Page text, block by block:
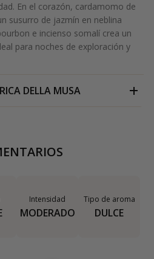
En el corazón, cardamomo de
susurro de jazmín en neblina
e incienso somalí crea un
para noches de exploración y
DELLA MUSA
Intensidad
MODERADO
Tipo de aroma
DULCE